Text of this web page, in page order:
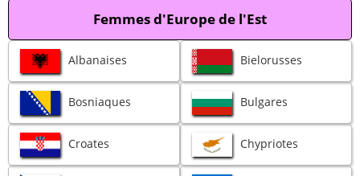
Femmes d'Europe de l'Est
Albanaises Bielorusses
Bosniaques Bulgares
Croates Chypriotes